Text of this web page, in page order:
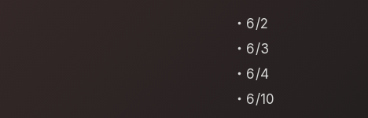
・6/2
・6/3
・6/4
・6/10